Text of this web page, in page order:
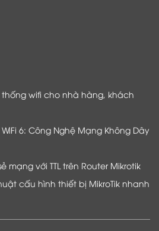
wifi cho nhà hàng, khách
6: Công Nghệ Mạng Không Dây
mạng với TTL trên Router Mikrotik
cấu hình thiết bị MikroTik nhanh